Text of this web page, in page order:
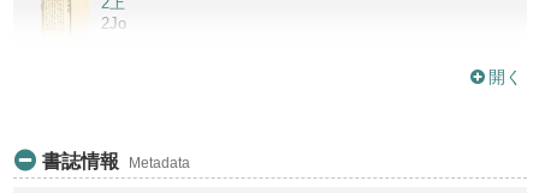
2上
2Jo
3Jo
開く
書誌情報 Metadata